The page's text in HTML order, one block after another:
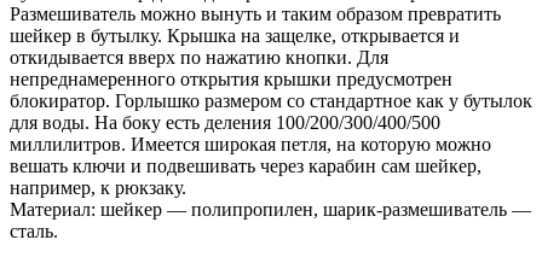
Размешиватель можно вынуть и таким образом превратить
шейкер в бутылку. Крышка на защелке, открывается и
откидывается вверх по нажатию кнопки. Для
непреднамеренного открытия крышки предусмотрен
блокиратор. Горлышко размером со стандартное как у бутылок
для воды. На боку есть деления 100/200/300/400/500
миллилитров. Имеется широкая петля, на которую можно
вешать ключи и подвешивать через карабин сам шейкер,
например, к рюкзаку.
Материал: шейкер — полипропилен, шарик-размешиватель —
сталь.